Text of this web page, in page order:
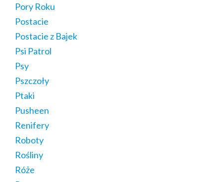
Pory Roku
Postacie
Postacie z Bajek
Psi Patrol
Psy
Pszczoły
Ptaki
Pusheen
Renifery
Roboty
Rośliny
Róże